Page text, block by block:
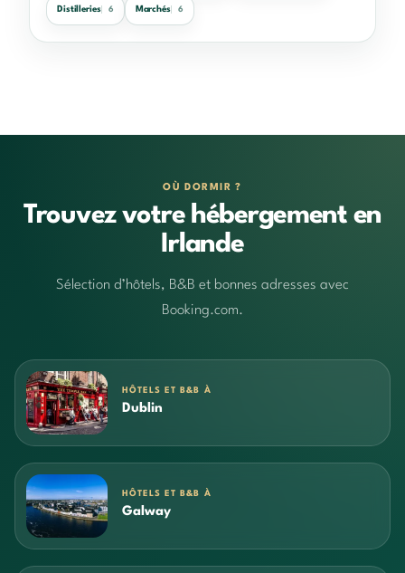
Distilleries 6 Marchés 6
OÙ DORMIR ?
Trouvez votre hébergement en
Irlande
Sélection d’hôtels, B&B et bonnes adresses avec
Booking.com.
HÔTELS ET B&B À
Dublin
HÔTELS ET B&B À
Galway